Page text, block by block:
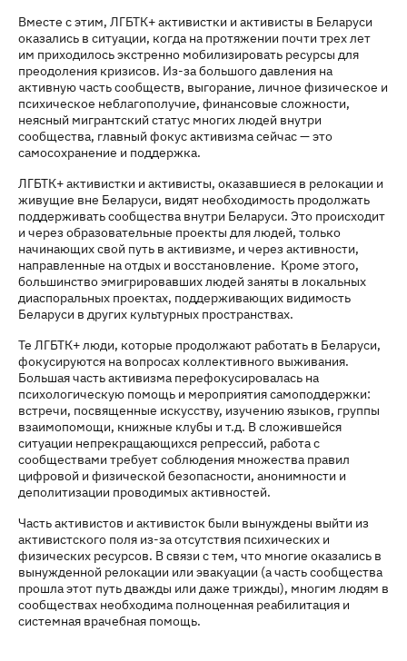
Вместе с этим, ЛГБТК+ активистки и активисты в Беларуси
оказались в ситуации, когда на протяжении почти трех лет
им приходилось экстренно мобилизировать ресурсы для
преодоления кризисов. Из-за большого давления на
активную часть сообществ, выгорание, личное физическое и
психическое неблагополучие, финансовые сложности,
неясный мигрантский статус многих людей внутри
сообщества, главный фокус активизма сейчас — это
самосохранение и поддержка.
ЛГБТК+ активистки и активисты, оказавшиеся в релокации и
живущие вне Беларуси, видят необходимость продолжать
поддерживать сообщества внутри Беларуси. Это происходит
и через образовательные проекты для людей, только
начинающих свой путь в активизме, и через активности,
направленные на отдых и восстановление. Кроме этого,
большинство эмигрировавших людей заняты в локальных
диаспоральных проектах, поддерживающих видимость
Беларуси в других культурных пространствах.
Те ЛГБТК+ люди, которые продолжают работать в Беларуси,
фокусируются на вопросах коллективного выживания.
Большая часть активизма перефокусировалась на
психологическую помощь и мероприятия самоподдержки:
встречи, посвященные искусству, изучению языков, группы
взаимопомощи, книжные клубы и т.д. В сложившейся
ситуации непрекращающихся репрессий, работа с
сообществами требует соблюдения множества правил
цифровой и физической безопасности, анонимности и
деполитизации проводимых активностей.
Часть активистов и активисток были вынуждены выйти из
активистского поля из-за отсутствия психических и
физических ресурсов. В связи с тем, что многие оказались в
вынужденной релокации или эвакуации (а часть сообщества
прошла этот путь дважды или даже трижды), многим людям в
сообществах необходима полноценная реабилитация и
системная врачебная помощь.